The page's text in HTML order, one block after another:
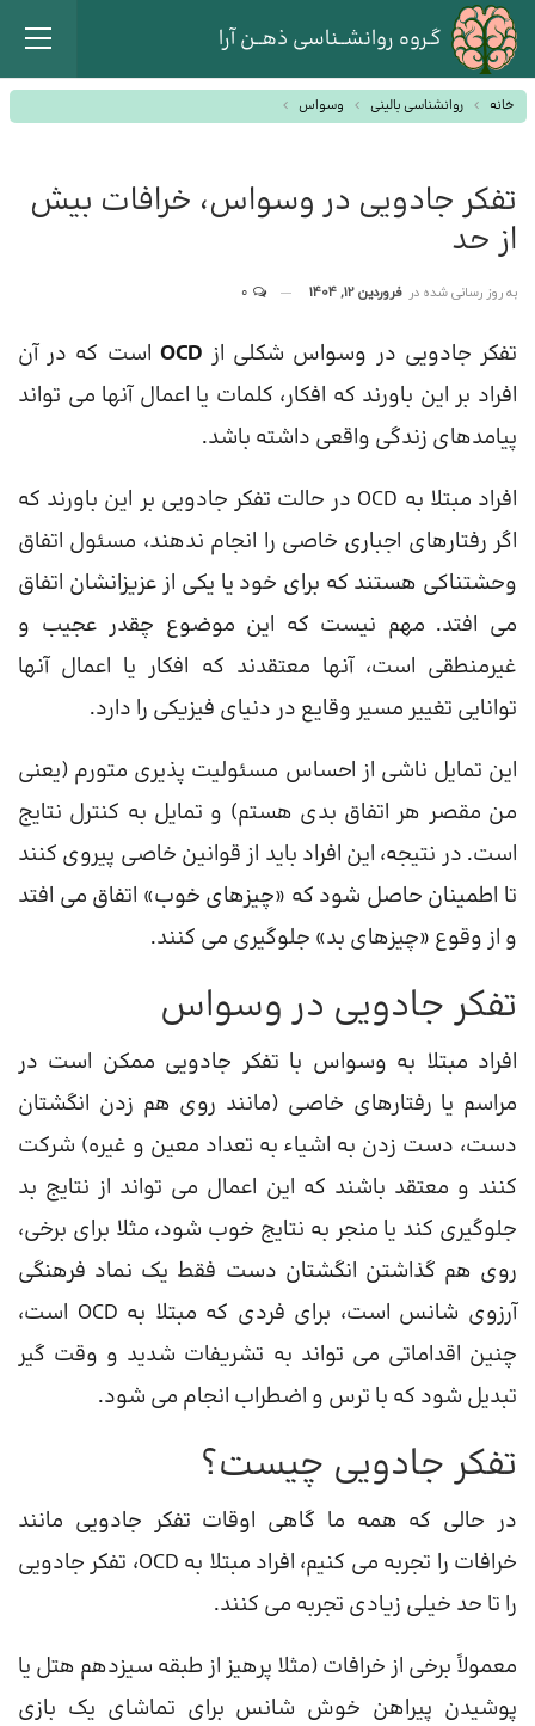
گـروه روانشــناسی ذهــن آرا
خانه روانشناسی بالینی وسواس
تفکر جادویی در وسواس، خرافات بیش
از حد
به روز رسانی شده در فروردین 12, 1404
تفکر جادویی در وسواس شکلی از OCD است که در آن
افراد بر این باورند که افکار، کلمات یا اعمال آنها می تواند
پیامدهای زندگی واقعی داشته باشد.
افراد مبتلا به OCD در حالت تفکر جادویی بر این باورند که
اگر رفتارهای اجباری خاصی را انجام ندهند، مسئول اتفاق
وحشتناکی هستند که برای خود یا یکی از عزیزانشان اتفاق
می افتد. مهم نیست که این موضوع چقدر عجیب و
غیرمنطقی است، آنها معتقدند که افکار یا اعمال آنها
توانایی تغییر مسیر وقایع در دنیای فیزیکی را دارد.
این تمایل ناشی از احساس مسئولیت پذیری متورم (یعنی
من مقصر هر اتفاق بدی هستم) و تمایل به کنترل نتایج
است. در نتیجه، این افراد باید از قوانین خاصی پیروی کنند
تا اطمینان حاصل شود که «چیزهای خوب» اتفاق می افتد
و از وقوع «چیزهای بد» جلوگیری می کنند.
تفکر جادویی در وسواس
افراد مبتلا به وسواس با تفکر جادویی ممکن است در
مراسم یا رفتارهای خاصی (مانند روی هم زدن انگشتان
دست، دست زدن به اشیاء به تعداد معین و غیره) شرکت
کنند و معتقد باشند که این اعمال می تواند از نتایج بد
جلوگیری کند یا منجر به نتایج خوب شود، مثلا برای برخی،
روی هم گذاشتن انگشتان دست فقط یک نماد فرهنگی
آرزوی شانس است، برای فردی که مبتلا به OCD است،
چنین اقداماتی می تواند به تشریفات شدید و وقت گیر
تبدیل شود که با ترس و اضطراب انجام می شود.
تفکر جادویی چیست؟
در حالی که همه ما گاهی اوقات تفکر جادویی مانند
خرافات را تجربه می کنیم، افراد مبتلا به OCD، تفکر جادویی
را تا حد خیلی زیادی تجربه می کنند.
معمولاً برخی از خرافات (مثلا پرهیز از طبقه سیزدهم هتل یا
پوشیدن پیراهن خوش شانس برای تماشای یک بازی